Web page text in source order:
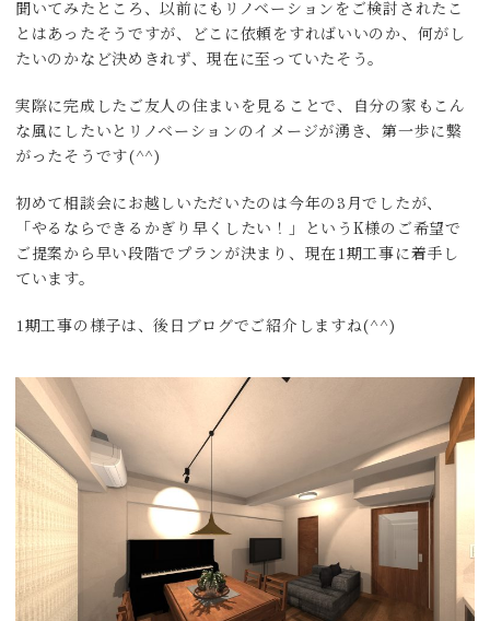
聞いてみたところ、以前にもリノベーションをご検討されたこ
とはあったそうですが、どこに依頼をすればいいのか、何がし
たいのかなど決めきれず、現在に至っていたそう。
実際に完成したご友人の住まいを見ることで、自分の家もこん
な風にしたいとリノベーションのイメージが湧き、第一歩に繋
がったそうです(^^)
初めて相談会にお越しいただいたのは今年の3月でしたが、
「やるならできるかぎり早くしたい！」というK様のご希望で
ご提案から早い段階でプランが決まり、現在1期工事に着手し
ています。
1期工事の様子は、後日ブログでご紹介しますね(^^)